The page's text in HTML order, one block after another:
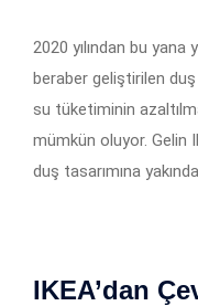
2020 yılından bu yana
beraber geliştirilen
su tüketiminin
mümkün oluyor. Gelin
duş tasarımına
IKEA’dan